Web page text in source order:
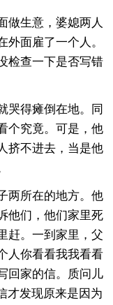
做生意，婆媳两人
面雇了一个人。
检查一下是否写错
哭得瘫倒在地。同
个究竟。可是，他
挤不进去，当是他
两所在的地方。他
他们，他们家里死
赶。一到家里，父
人你看看我我看看
回家的信。质问儿
才发现原来是因为